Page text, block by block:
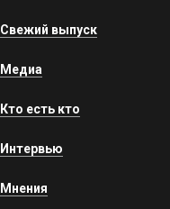
Свежий выпуск
Медиа
Кто есть кто
Интервью
Мнения